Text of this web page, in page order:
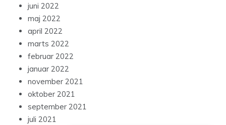
juni 2022
maj 2022
april 2022
marts 2022
februar 2022
januar 2022
november 2021
oktober 2021
september 2021
juli 2021